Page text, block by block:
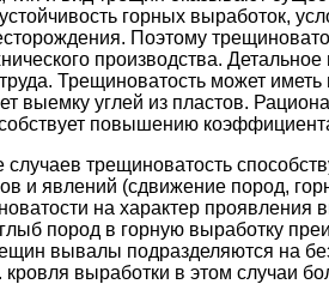
горных выработок,
Поэтому
производства.
Трещиноватость может
выемку углей из пластов.
повышению
трещиноватость
и явлений (сдвижение пород,
на характер
пород в горную выработку
вывалы подразделяются на
выработки в этом случаи